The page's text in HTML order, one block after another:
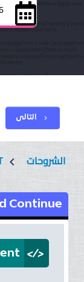
06
chevron_right التالى
الشروحات chevron_left
Continue
</>